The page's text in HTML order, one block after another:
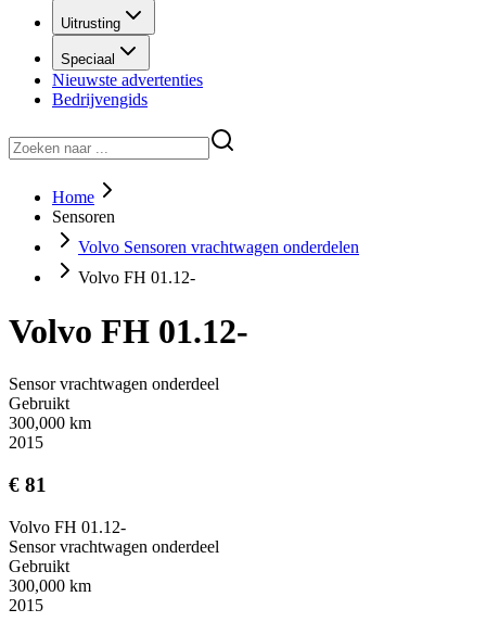
Uitrusting
Speciaal
Nieuwste advertenties
Bedrijvengids
Home
Sensoren
Volvo Sensoren vrachtwagen onderdelen
Volvo FH 01.12-
Volvo FH 01.12-
Sensor vrachtwagen onderdeel
Gebruikt
300,000 km
2015
€ 81
Volvo FH 01.12-
Sensor vrachtwagen onderdeel
Gebruikt
300,000 km
2015